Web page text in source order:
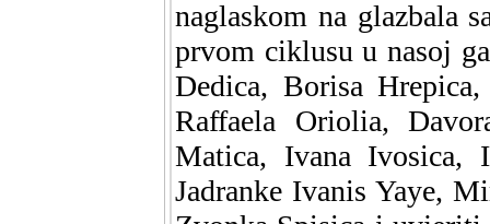
naglaskom na glazbala
prvom ciklusu u nasoj
Dedica, Borisa
Raffaela Oriolia,
Matica, Ivana Ivosica,
Jadranke Ivanis Yaye,